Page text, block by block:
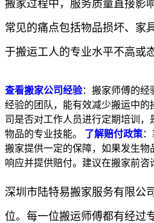
搬家过程中，服务质量直接影
常见的痛点包括物品损坏、家
于搬运工人的专业水平不高或
查看搬家公司经验：搬家师傅的经
经验的团队，能有效减少搬运中
司是否对工作人员进行定期培训
物品的专业技能。 了解赔付政策
搬家提供一定的保障，如果发生物
响应并提供赔付。建议在搬家前咨
深圳市陆特易搬家服务有限公
位。每一位搬运师傅都有经过